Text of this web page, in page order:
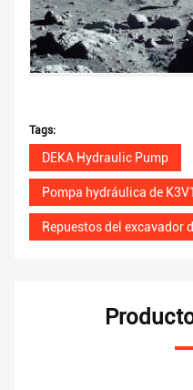
Tags:
DEKA Hydraulic Pump
Pompa hydráulica de
Repuestos del excavador